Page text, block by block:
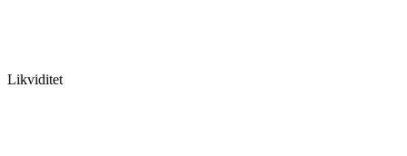
Likviditet